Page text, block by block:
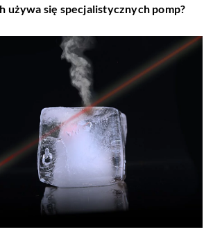
używa się specjalistycznych pomp?